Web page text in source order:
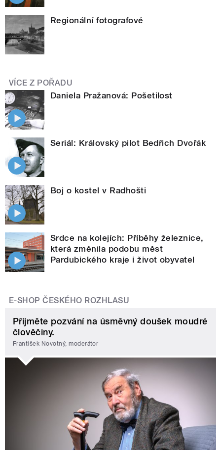
Regionální fotografové
VÍCE Z POŘADU
Daniela Pražanová: Pošetilost
Seriál: Královský pilot Bedřich Dvořák
Boj o kostel v Radhošti
Srdce na kolejích: Příběhy železnice,
která změnila podobu měst
Pardubického kraje i život obyvatel
E-SHOP ČESKÉHO ROZHLASU
Přijměte pozvání na úsměvný doušek moudré
člověčiny.
František Novotný, moderátor